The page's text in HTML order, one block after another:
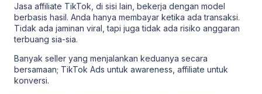
Jasa affiliate TikTok, di sisi lain, bekerja dengan model
berbasis hasil. Anda hanya membayar ketika ada transaksi.
Tidak ada jaminan viral, tapi juga tidak ada risiko anggaran
terbuang sia-sia.
Banyak seller yang menjalankan keduanya secara
bersamaan; TikTok Ads untuk awareness, affiliate untuk
konversi.